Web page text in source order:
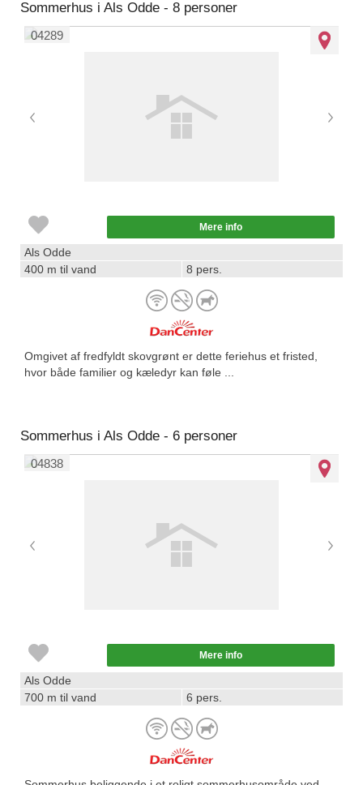
Sommerhus i Als Odde - 8 personer
04289
Mere info
Als Odde
400 m til vand
8 pers.
Omgivet af fredfyldt skovgrønt er dette feriehus et fristed,
hvor både familier og kæledyr kan føle ...
Sommerhus i Als Odde - 6 personer
04838
Mere info
Als Odde
700 m til vand
6 pers.